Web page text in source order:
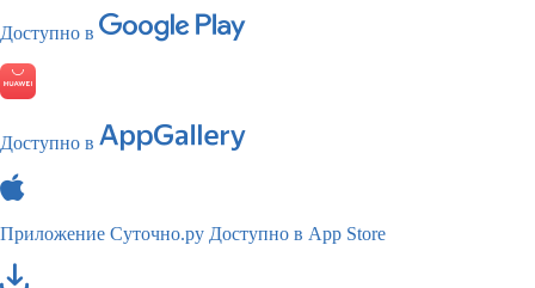
Доступно в
Доступно в
Приложение Суточно.ру Доступно в App Store